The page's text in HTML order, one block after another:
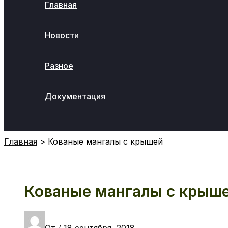
Главная
Новости
Разное
Документация
Главная Кованые мангалы с крышей
Кованые мангалы с